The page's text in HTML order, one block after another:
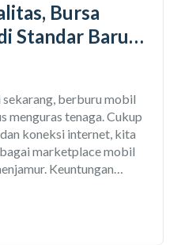
Bursa
Standar Baru
Bekas
berburu mobil
menguras tenaga. Cukup
koneksi internet, kita
marketplace mobil
Keuntungan
harga yang
kemudahan fasilitas